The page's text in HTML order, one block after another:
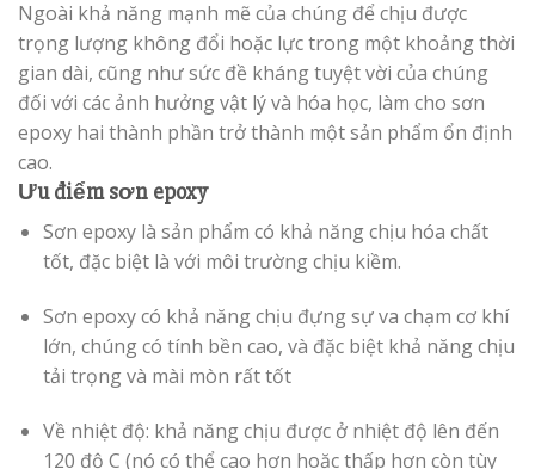
Ngoài khả năng mạnh mẽ của chúng để chịu được
trọng lượng không đổi hoặc lực trong một khoảng thời
gian dài, cũng như sức đề kháng tuyệt vời của chúng
đối với các ảnh hưởng vật lý và hóa học, làm cho sơn
epoxy hai thành phần trở thành một sản phẩm ổn định
cao.
Ưu điểm sơn epoxy
Sơn epoxy là sản phẩm có khả năng chịu hóa chất
tốt, đặc biệt là với môi trường chịu kiềm.
Sơn epoxy có khả năng chịu đựng sự va chạm cơ khí
lớn, chúng có tính bền cao, và đặc biệt khả năng chịu
tải trọng và mài mòn rất tốt
Về nhiệt độ: khả năng chịu được ở nhiệt độ lên đến
120 độ C (nó có thể cao hơn hoặc thấp hơn còn tùy